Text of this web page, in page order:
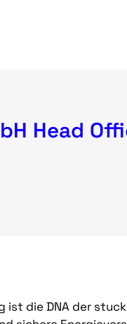
Head
die DNA der